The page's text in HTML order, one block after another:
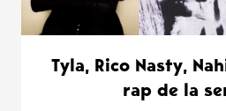
Tyla, Rico Nasty,
rap de la